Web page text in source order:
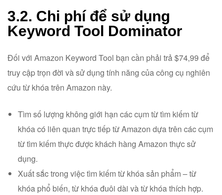
3.2. Chi phí để sử dụng
Keyword Tool Dominator
Đối với Amazon Keyword Tool bạn cần phải trả $74,99 để
truy cập trọn đời và sử dụng tính năng của công cụ nghiên
cứu từ khóa trên Amazon này.
Tìm số lượng không giới hạn các cụm từ tìm kiếm từ
khóa có liên quan trực tiếp từ Amazon dựa trên các cụm
từ tìm kiếm thực được khách hàng Amazon thực sử
dụng.
Xuất sắc trong việc tìm kiếm từ khóa sản phẩm – từ
khóa phổ biến, từ khóa đuôi dài và từ khóa thích hợp.